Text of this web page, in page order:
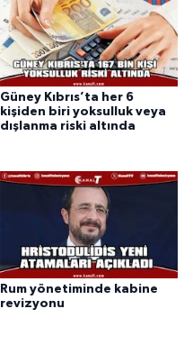
Güney Kıbrıs’ta her 6
kişiden biri yoksulluk veya
dışlanma riski altında
Rum yönetiminde kabine
revizyonu